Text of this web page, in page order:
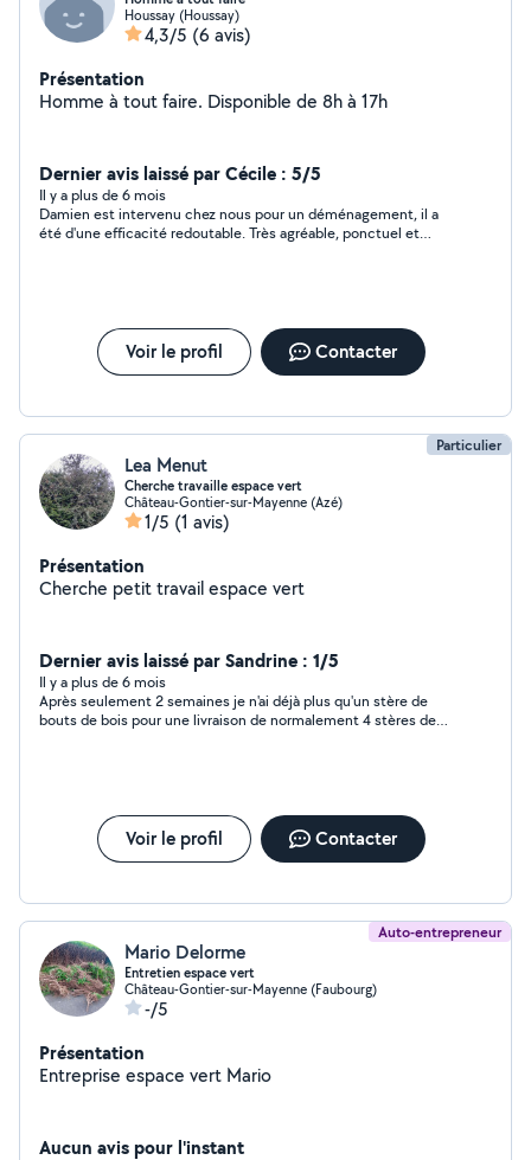
Houssay (Houssay)
4,3/5 (6 avis)
Présentation
Homme à tout faire. Disponible de 8h à 17h
Dernier avis laissé par Cécile : 5/5
Il y a plus de 6 mois
Damien est intervenu chez nous pour un déménagement, il a
été d'une efficacité redoutable. Très agréable, ponctuel et
Voir le profil Contacter
Particulier
Lea Menut
Cherche travaille espace vert
Château-Gontier-sur-Mayenne (Azé)
1/5 (1 avis)
Présentation
Cherche petit travail espace vert
Dernier avis laissé par Sandrine : 1/5
Il y a plus de 6 mois
Après seulement 2 semaines je n'ai déjà plus qu'un stère de
bouts de bois pour une livraison de normalement 4 stères de
suis déçue !
Voir le profil Contacter
Auto-entrepreneur
Mario Delorme
Entretien espace vert
Château-Gontier-sur-Mayenne (Faubourg)
-/5
Présentation
Entreprise espace vert Mario
Aucun avis pour l'instant